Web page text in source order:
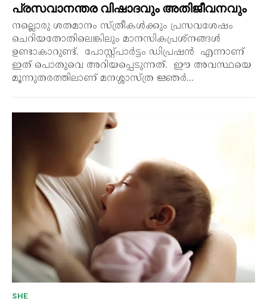
പ്രസവാനന്തര വിഷാദവും അതിജീവനവും
നല്ലൊരു ശതമാനം സ്ത്രീകൾക്കും പ്രസവശേഷം
ചെറിയതോതിലെങ്കിലും മാനസികപ്രശ്നങ്ങൾ
ഉണ്ടാകാറുണ്ട്. പോസ്റ്റ്പാർട്ടം ഡിപ്രഷൻ എന്നാണ്
ഇത് പൊതുവെ അറിയപ്പെടുന്നത്. ഈ അവസ്ഥയെ
മൂന്നുതരത്തിലാണ് മനശ്ശാസ്ത്ര ജ്ഞർ...
SHE